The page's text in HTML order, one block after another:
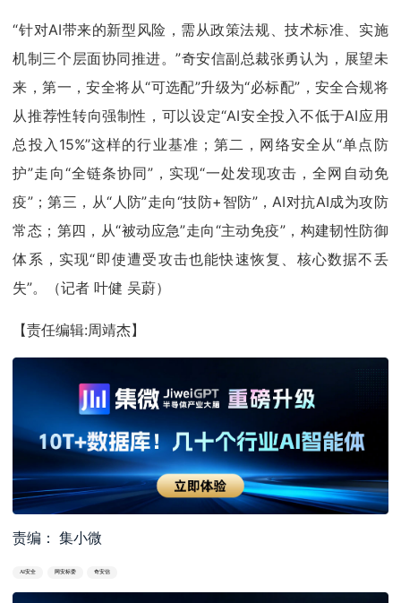
“针对AI带来的新型风险，需从政策法规、技术标准、实施
机制三个层面协同推进。”奇安信副总裁张勇认为，展望未
来，第一，安全将从“可选配”升级为“必标配”，安全合规将
从推荐性转向强制性，可以设定“AI安全投入不低于AI应用
总投入15%”这样的行业基准；第二，网络安全从“单点防
护”走向“全链条协同”，实现“一处发现攻击，全网自动免
疫”；第三，从“人防”走向“技防+智防”，AI对抗AI成为攻防
常态；第四，从“被动应急”走向“主动免疫”，构建韧性防御
体系，实现“即使遭受攻击也能快速恢复、核心数据不丢
失”。（记者 叶健 吴蔚）
【责任编辑:周靖杰】
责编： 集小微
AI安全 网安标委 奇安信